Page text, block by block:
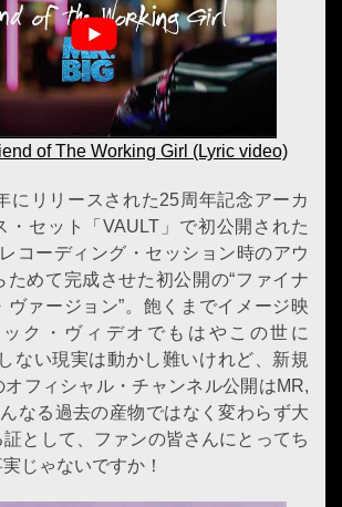
of The Working Girl (Lyric video)
にリリースされた25周年記念アーカ
・セット「VAULT」で初公開された
コーディング・セッション時のアウ
ためて完成させた初公開の“ファイナ
ヴァージョン”。飽くまでイメージ映
ク・ヴィデオでもはやこの世に
ない現実は動かし難いけれど、新規
フィシャル・チャンネル公開はMR,
なる過去の産物ではなく変わらず大
として、ファンの皆さんにとってち
じゃないですか！